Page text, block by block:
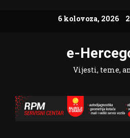
6 kolovoza, 2026
e-
Vijesti, teme,